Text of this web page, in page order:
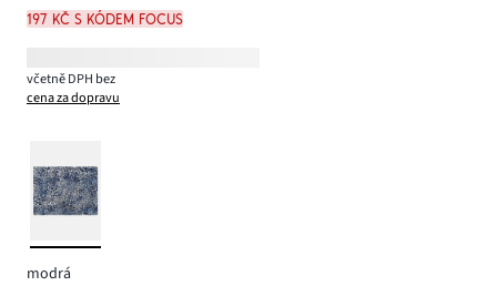
197 Kč s kódem FOCUS
včetně DPH bez
cena za dopravu
modrá